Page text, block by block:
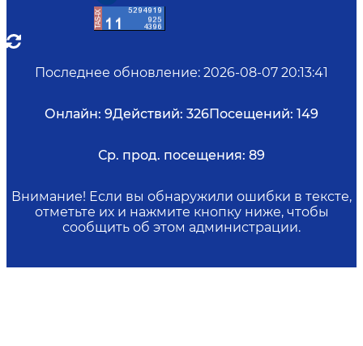
Последнее обновление: 2026-08-07 20:13:41
Онлайн: 9Действий: 326Посещений: 149
Ср. прод. посещения: 89
Внимание! Если вы обнаружили ошибки в тексте,
отметьте их и нажмите кнопку ниже, чтобы
сообщить об этом администрации.